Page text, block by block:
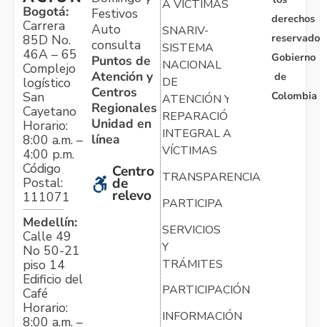
Bogotá:
Carrera
85D No.
46A – 65
Complejo
logístico
San
Cayetano
Horario:
8:00 a.m. –
4:00 p.m.
Código
Postal:
111071
Medellín:
Calle 49
No 50-21
piso 14
Edificio del
Café
Horario:
8:00 a.m. –
Festivos
Auto
consulta
Puntos de
Atención y
Centros
Regionales
Unidad en
línea
Centro
de
relevo
A VÍCTIMAS
SNARIV-
SISTEMA
NACIONAL
DE
ATENCIÓN Y
REPARACIÓN
INTEGRAL A
VÍCTIMAS
TRANSPARENCIA
PARTICIPA
SERVICIOS
Y
TRÁMITES
PARTICIPACIÓN
INFORMACIÓN
derechos
Gobierno
de
Colombia